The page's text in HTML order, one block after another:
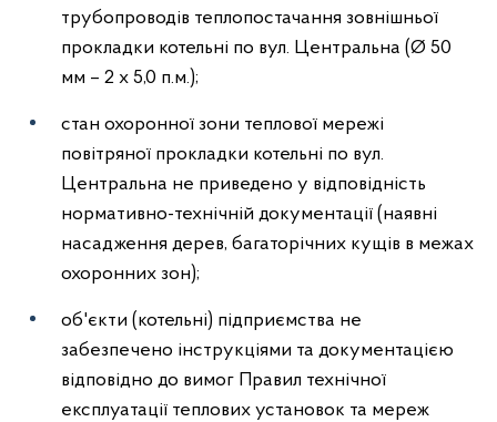
трубопроводів теплопостачання зовнішньої
прокладки котельні по вул. Центральна (Ø 50
мм – 2 х 5,0 п.м.);
стан охоронної зони теплової мережі
повітряної прокладки котельні по вул.
Центральна не приведено у відповідність
нормативно-технічній документації (наявні
насадження дерев, багаторічних кущів в межах
охоронних зон);
об'єкти (котельні) підприємства не
забезпечено інструкціями та документацією
відповідно до вимог Правил технічної
експлуатації теплових установок та мереж